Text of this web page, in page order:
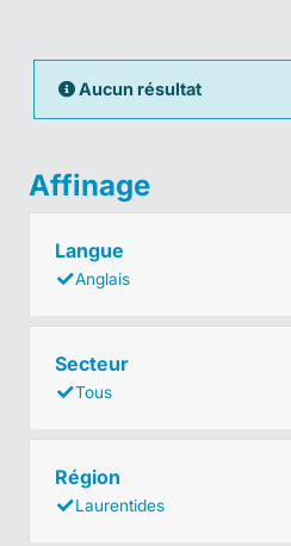
Aucun résultat
Affinage
Langue
Anglais
Secteur
Tous
Région
Laurentides